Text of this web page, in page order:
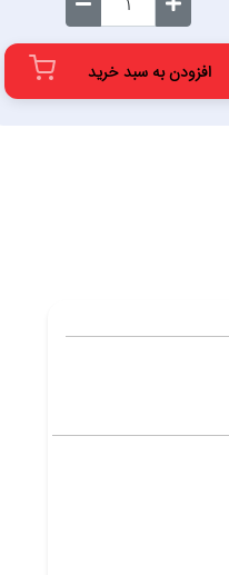
افزودن به سبد خرید